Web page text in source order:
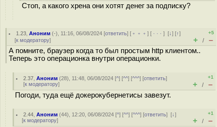
Стоп, а какого хрена они хотят денег за подписку?
1.23 ,Аноним (-), 11:16, 06/08/2024 [ответить] [ ﹢﹢﹢] [ · · ·][↓] [↑]
[к модератору]
+5
+ / –
А помните, браузер когда то был простым http клиентом..
Теперь это операционка внутри операционки.
2.37 ,Аноним (28), 11:48, 06/08/2024 [^] [^^] [^^^] [ответить]
[к модератору]
+1
+ / –
Погоди, туда ещё докерокубернетисы завезут.
2.44 ,Аноним (44), 12:20, 06/08/2024 [^] [^^] [^^^] [ответить][↓]
[к модератору]
+1
+ / –